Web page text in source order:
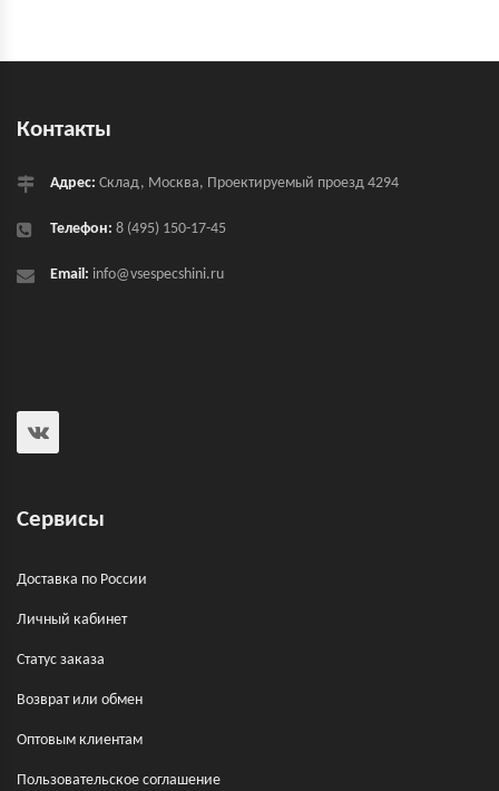
Контакты
Адрес: Склад, Москва, Проектируемый проезд 4294
Телефон: 8 (495) 150-17-45
Email: info@vsespecshini.ru
Сервисы
Доставка по России
Личный кабинет
Статус заказа
Возврат или обмен
Оптовым клиентам
Пользовательское соглашение